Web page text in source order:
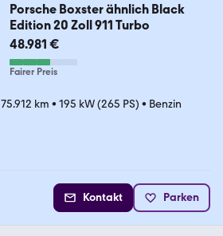
Porsche Boxster ähnlich Black
Edition 20 Zoll 911 Turbo
48.981 €
Fairer Preis
75.912 km • 195 kW (265 PS) • Benzin
Kontakt Parken